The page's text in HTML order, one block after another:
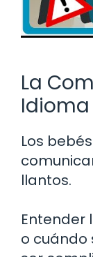
La
Idioma
Los
llantos.
Entender
o cuándo